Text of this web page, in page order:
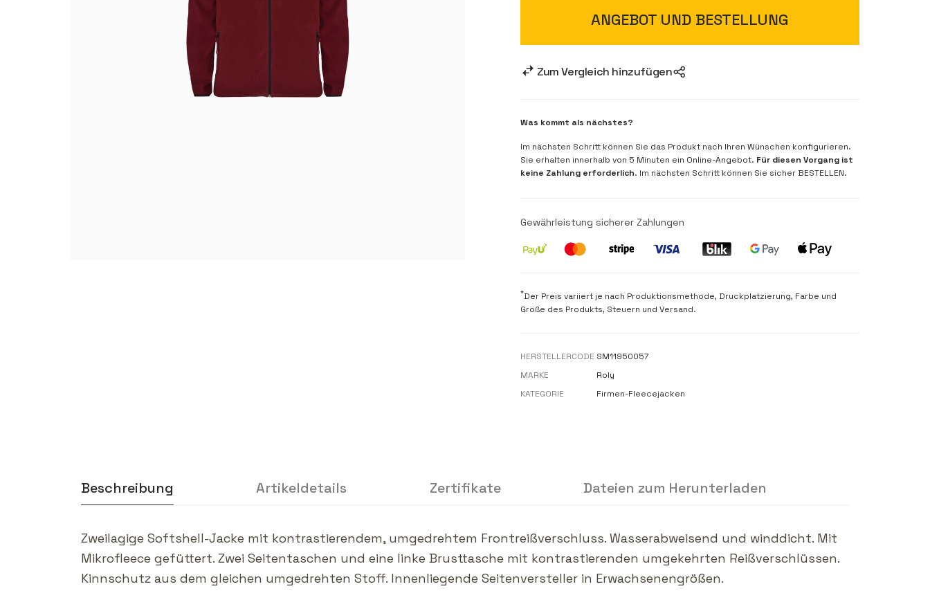
ANGEBOT UND BESTELLUNG
Zum Vergleich hinzufügen
Was kommt als nächstes?
Im nächsten Schritt können Sie das Produkt nach Ihren Wünschen konfigurieren.
Sie erhalten innerhalb von 5 Minuten ein Online-Angebot. Für diesen Vorgang ist
keine Zahlung erforderlich. Im nächsten Schritt können Sie sicher BESTELLEN.
Gewährleistung sicherer Zahlungen
*Der Preis variiert je nach Produktionsmethode, Druckplatzierung, Farbe und
Größe des Produkts, Steuern und Versand.
HERSTELLERCODE SM11950057
MARKE
Roly
KATEGORIE
Firmen-Fleecejacken
Beschreibung Artikeldetails Zertifikate Dateien zum Herunterladen
Zweilagige Softshell-Jacke mit kontrastierendem, umgedrehtem Frontreißverschluss. Wasserabweisend und winddicht. Mit
Mikrofleece gefüttert. Zwei Seitentaschen und eine linke Brusttasche mit kontrastierenden umgekehrten Reißverschlüssen.
Kinnschutz aus dem gleichen umgedrehten Stoff. Innenliegende Seitenversteller in Erwachsenengrößen.